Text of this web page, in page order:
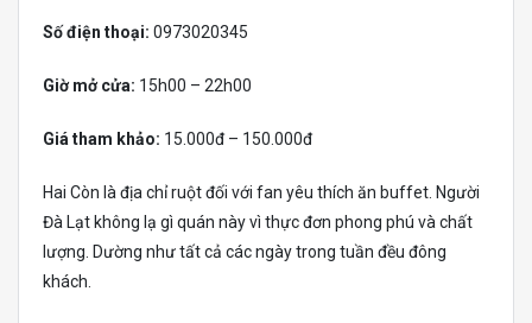
Số điện thoại: 0973020345
Giờ mở cửa: 15h00 – 22h00
Giá tham khảo: 15.000đ – 150.000đ
Hai Còn là địa chỉ ruột đối với fan yêu thích ăn buffet. Người
Đà Lạt không lạ gì quán này vì thực đơn phong phú và chất
lượng. Dường như tất cả các ngày trong tuần đều đông
khách.